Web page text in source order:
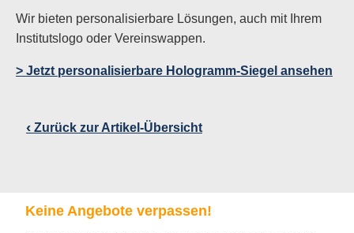
Wir bieten personalisierbare Lösungen, auch mit Ihrem
Institutslogo oder Vereinswappen.
> Jetzt personalisierbare Hologramm-Siegel ansehen
‹ Zurück zur Artikel-Übersicht
Keine Angebote verpassen!